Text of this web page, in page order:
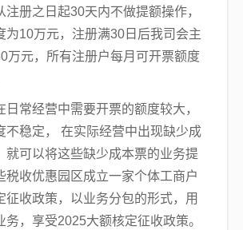
注册之日起30天内不做提额操作，
为10万元，注册满30日后我司会主
万元，所有注册户每月可开票额度
常经营中需要开票的额度较大，
不稳定， 在实际经营中出现缺少成
就可以将这些缺少成本票的业务提
税收优惠园区成立一家个体工商户
征收政策，以业务分包的形式，用
务，享受2025大额核定征收政策。